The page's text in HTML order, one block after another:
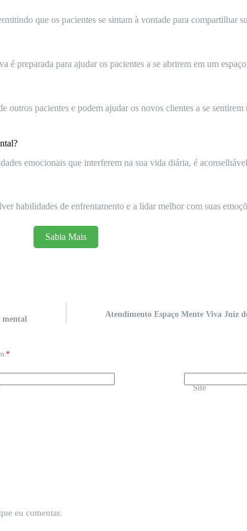
que os pacientes se sintam à vontade para compartilhar
preparada para ajudar os pacientes a se abrirem em um
outros pacientes e podem ajudar os novos clientes a se
emocionais que interferem na sua vida diária, é
habilidades de enfrentamento e a lidar melhor com suas
Sabia Mais
Atendimento Espaço Mente Viva Juiz
*
Site
eu comentar.